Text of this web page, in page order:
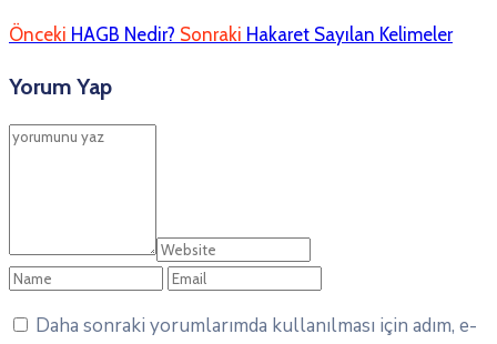
Önceki HAGB Nedir? Sonraki Hakaret Sayılan Kelimeler
Yorum Yap
Daha sonraki yorumlarımda kullanılması için adım, e-